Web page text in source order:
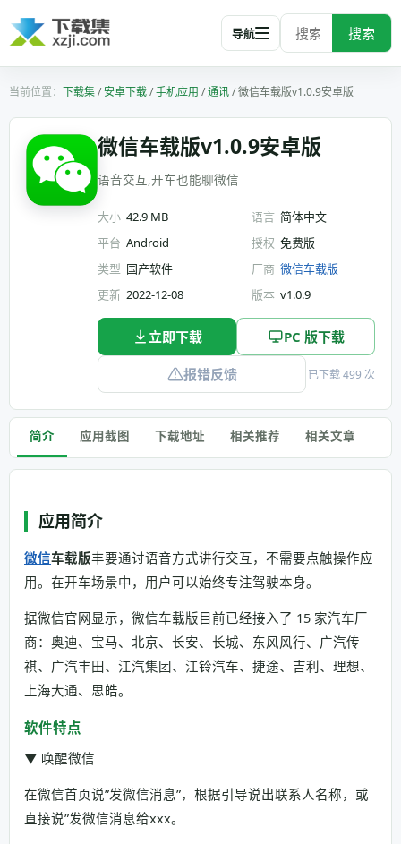
搜索
导航
下载集/安卓下载/手机应用 /通讯/微信车载版v1.0.9安卓版
微信车载版v1.0.9安卓版
语音交互,开车也能聊微信
大小 42.9 MB 语言 简体中文
平台 Android 授权 免费版
类型 国产软件 厂商 微信车载版
更新 2022-12-08 版本 v1.0.9
立即下载 PC 版下载
报错反馈 已下载 499 次
简介 应用截图 下载地址 相关推荐 相关文章
应用简介
微信车载版丰要通讨语音方式讲行交互，不需要点触操作应
用。在开车场景中，用户可以始终专注驾驶本身。
据微信官网显示，微信车载版目前已经接入了 15 家汽车厂
商：奥迪、宝马、北京、长安、长城、东风风行、广汽传
祺、广汽丰田、江汽集团、江铃汽车、捷途、吉利、理想、
上海大通、思皓。
软件特点
▼ 唤醒微信
在微信首页说”发微信消息”，根据引导说出联系人名称，或
直接说”发微信消息给xxx。